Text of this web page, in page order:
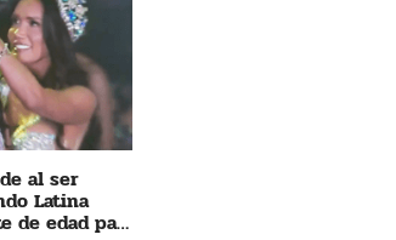
al ser
Latina
de edad para